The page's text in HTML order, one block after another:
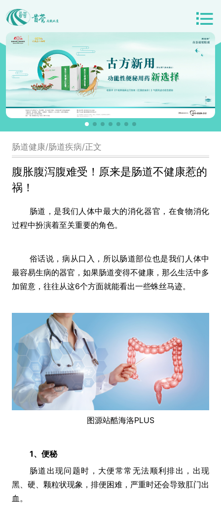
肠道健康/肠道疾病/正文
腹胀腹泻腹难受！原来是肠道不健康惹的
祸！
肠道，是我们人体中最大的消化器官，在食物消化
过程中扮演着至关重要的角色。
俗话说，病从口入，所以肠道部位也是我们人体中
最容易生病的器官，如果肠道变得不健康，那么生活中多
加留意，往往从这6个方面就能看出一些蛛丝马迹。
图源站酷海洛PLUS
1、便秘
肠道出现问题时，大便常常无法顺利排出，出现
黑、硬、颗粒状现象，排便困难，严重时还会导致肛门出
血。